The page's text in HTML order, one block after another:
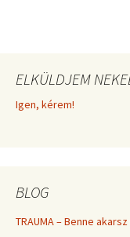
ELKÜLDJEM
Igen, kérem!
BLOG
TRAUMA – Benne